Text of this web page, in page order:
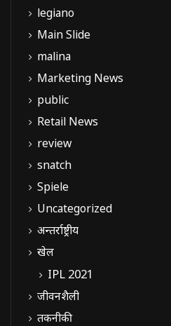
legiano
Main Slide
malina
Marketing News
public
Retail News
review
snatch
Spiele
Uncategorized
अन्तर्राष्ट्रीय
खेल
IPL 2021
जीवनशैली
तकनीकी